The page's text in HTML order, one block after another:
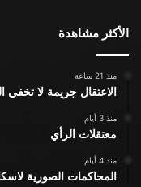
الأكثر مشاهدة
منذ 21 ساعة
الاعتقال جريمة لا تخفي
منذ 3 أيام
معتقلات الرأي
منذ 4 أيام
المحاكمات الصورية